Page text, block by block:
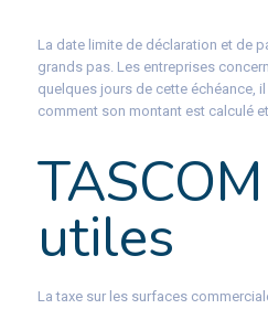
La date limite de déclaration et de
grands pas. Les entreprises
quelques jours de cette échéance,
comment son montant est calculé
utiles
La taxe sur les surfaces